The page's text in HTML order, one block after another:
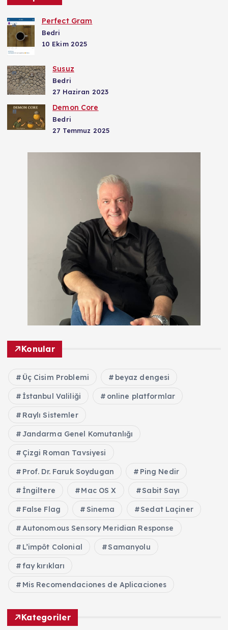
Perfect Gram
Bedri
10 Ekim 2025
Susuz
Bedri
27 Haziran 2023
Demon Core
Bedri
27 Temmuz 2025
Konular
Üç Cisim Problemi beyaz dengesi
İstanbul Valiliği online platformlar
Raylı Sistemler
Jandarma Genel Komutanlığı
Çizgi Roman Tavsiyesi
Prof. Dr. Faruk Soydugan Ping Nedir
İngiltere Mac OS X Sabit Sayı
False Flag Sinema Sedat Laçiner
Autonomous Sensory Meridian Response
L’impôt Colonial Samanyolu
fay kırıkları
Mis Recomendaciones de Aplicaciones
Kategoriler